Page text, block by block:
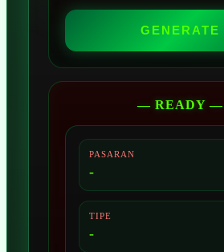
GENERATE
— READY —
PASARAN
-
TIPE
-